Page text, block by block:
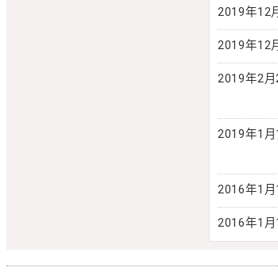
2019年12
2019年12
2019年2
2019年1
2016年1月
2016年1月